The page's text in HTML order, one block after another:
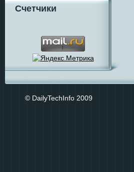
Счетчики
© DailyTechInfo 2009